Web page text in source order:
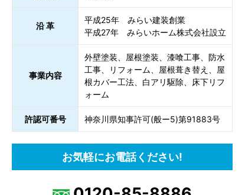
沿 革
平成25年 みらい建装創業
平成27年 みらいホーム株式会社設立
事業内容
外壁塗装、屋根塗装、漆喰工事、防水
工事、リフォーム、屋根葺き替え、屋
根カバー工法、白アリ駆除、床下リフ
ォーム
許認可番号 神奈川県知事許可(般ー5)第91883号
お気軽にお電話ください!